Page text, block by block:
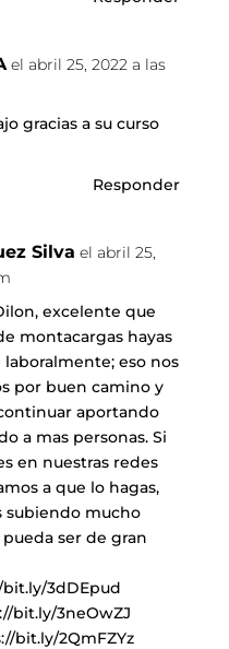
el abril 25, 2022 a las
gracias a su curso
Responder
Silva el abril 25,
excelente que
montacargas hayas
eso nos
por buen camino y
aportando
a mas personas. Si
en nuestras redes
a que lo hagas,
subiendo mucho
ser de gran
3dDEpud
bit.ly/3neOwZJ
bit.ly/2QmFZYz